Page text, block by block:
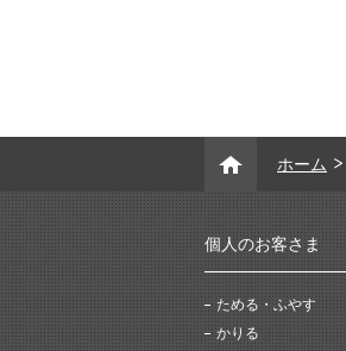
ホーム
個人のお客さま
ためる・ふやす
かりる